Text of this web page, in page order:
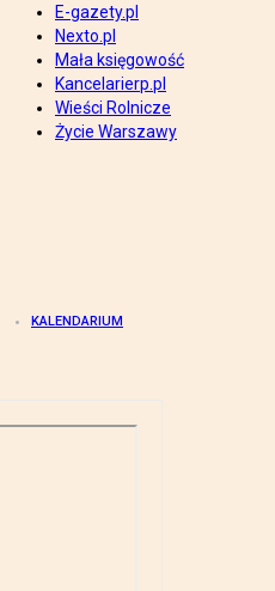
E-gazety.pl
Nexto.pl
Mała księgowość
Kancelarierp.pl
Wieści Rolnicze
Życie Warszawy
KALENDARIUM